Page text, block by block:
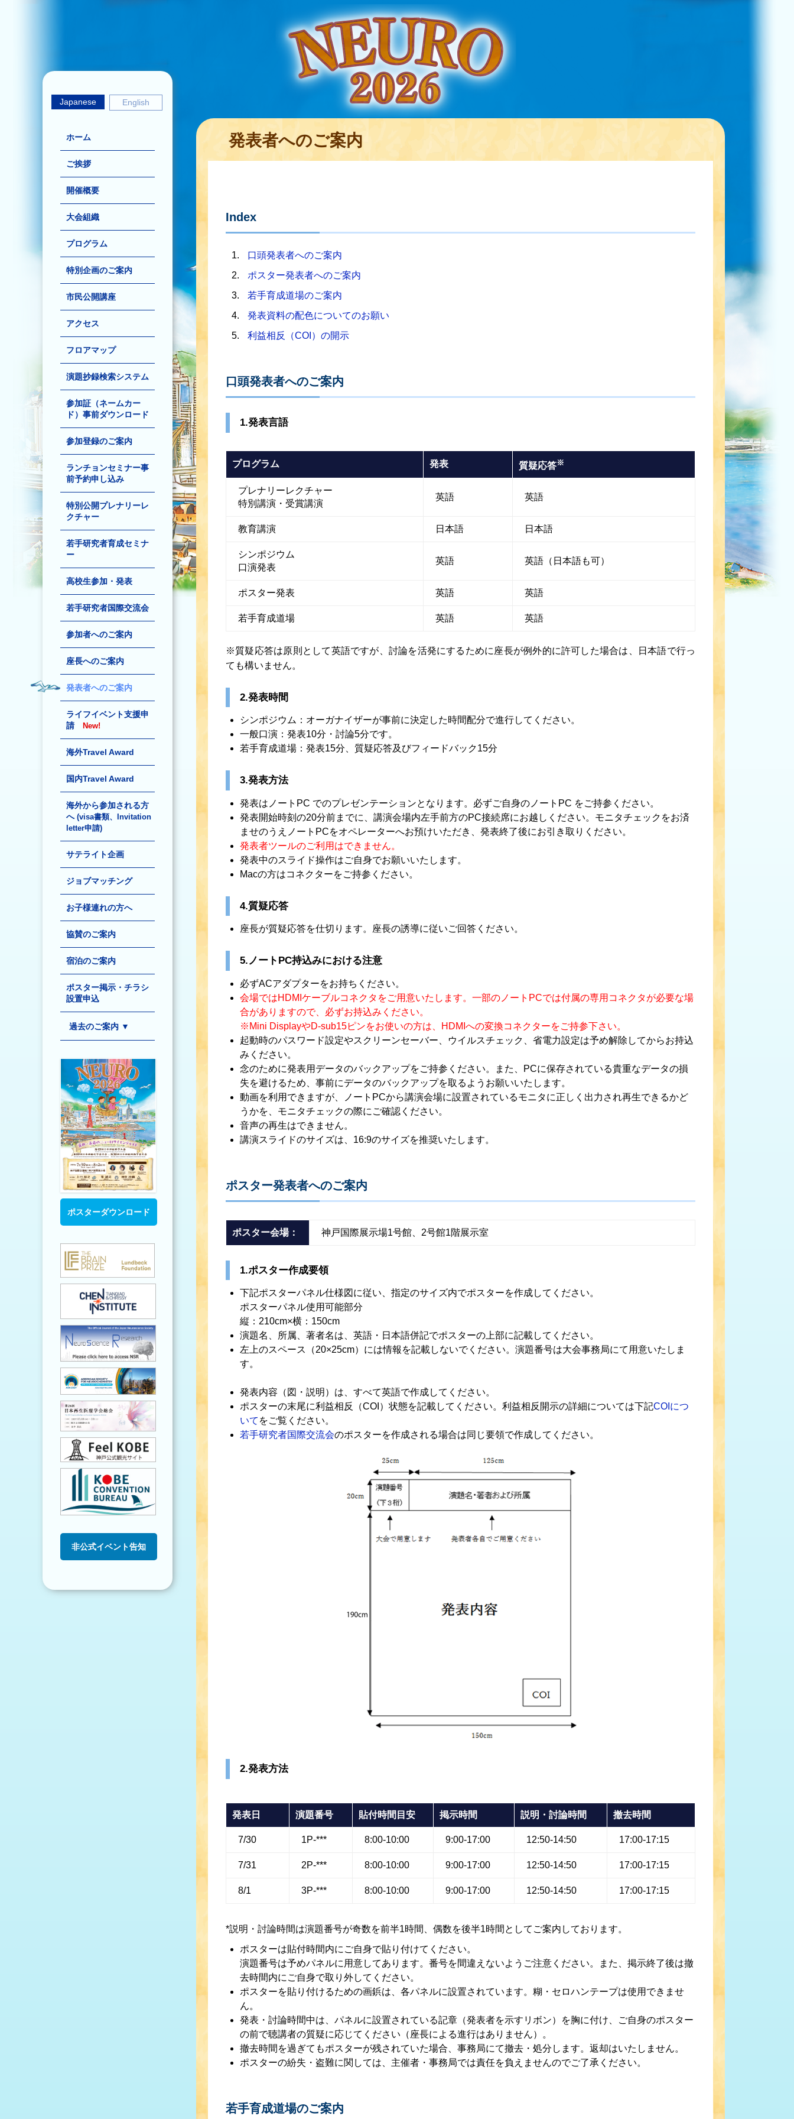
Japanese English
ホーム
ご挨拶
開催概要
大会組織
プログラム
特別企画のご案内
市民公開講座
アクセス
フロアマップ
演題抄録検索システム
参加証（ネームカー
ド）事前ダウンロード
参加登録のご案内
ランチョンセミナー事
前予約申し込み
特別公開プレナリーレ
クチャー
若手研究者育成セミナ
ー
高校生参加・発表
若手研究者国際交流会
参加者へのご案内
座長へのご案内
発表者へのご案内
ライフイベント支援申
請
New!
海外Travel Award
国内Travel Award
海外から参加される方
へ (visa書類、Invitation
letter申請)
サテライト企画
ジョブマッチング
お子様連れの方へ
協賛のご案内
宿泊のご案内
ポスター掲示・チラシ
設置申込
過去のご案内 ▼
ポスターダウンロード
非公式イベント告知
発表者へのご案内
Index
口頭発表者へのご案内
ポスター発表者へのご案内
若手育成道場のご案内
発表資料の配色についてのお願い
利益相反（COI）の開示
口頭発表者へのご案内
1.発表言語
プログラム 発表 質疑応答※
プレナリーレクチャー
特別講演・受賞講演
英語 英語
教育講演 日本語 日本語
シンポジウム
口演発表
英語 英語（日本語も可）
ポスター発表 英語 英語
若手育成道場 英語 英語
※質疑応答は原則として英語ですが、討論を活発にするために座長が例外的に許可した場合は、日本語で行っ
ても構いません。
2.発表時間
シンポジウム：オーガナイザーが事前に決定した時間配分で進行してください。
一般口演：発表10分・討論5分です。
若手育成道場：発表15分、質疑応答及びフィードバック15分
3.発表方法
発表はノートPC でのプレゼンテーションとなります。必ずご自身のノートPC をご持参ください。
発表開始時刻の20分前までに、講演会場内左手前方のPC接続席にお越しください。モニタチェックをお済
ませのうえノートPCをオペレーターへお預けいただき、発表終了後にお引き取りください。
発表者ツールのご利用はできません。
発表中のスライド操作はご自身でお願いいたします。
Macの方はコネクターをご持参ください。
4.質疑応答
座長が質疑応答を仕切ります。座長の誘導に従いご回答ください。
5.ノートPC持込みにおける注意
必ずACアダプターをお持ちください。
会場ではHDMIケーブルコネクタをご用意いたします。一部のノートPCでは付属の専用コネクタが必要な場
合がありますので、必ずお持込みください。
※Mini DisplayやD-sub15ピンをお使いの方は、HDMIへの変換コネクターをご持参下さい。
起動時のパスワード設定やスクリーンセーバー、ウイルスチェック、省電力設定は予め解除してからお持込
みください。
念のために発表用データのバックアップをご持参ください。また、PCに保存されている貴重なデータの損
失を避けるため、事前にデータのバックアップを取るようお願いいたします。
動画を利用できますが、ノートPCから講演会場に設置されているモニタに正しく出力され再生できるかど
うかを、モニタチェックの際にご確認ください。
音声の再生はできません。
講演スライドのサイズは、16:9のサイズを推奨いたします。
ポスター発表者へのご案内
ポスター会場： 神戸国際展示場1号館、2号館1階展示室
1.ポスター作成要領
下記ポスターパネル仕様図に従い、指定のサイズ内でポスターを作成してください。
ポスターパネル使用可能部分
縦：210cm×横：150cm
演題名、所属、著者名は、英語・日本語併記でポスターの上部に記載してください。
左上のスペース（20×25cm）には情報を記載しないでください。演題番号は大会事務局にて用意いたしま
す。
発表内容（図・説明）は、すべて英語で作成してください。
ポスターの末尾に利益相反（COI）状態を記載してください。利益相反開示の詳細については下記COIにつ
いて をご覧ください。
若手研究者国際交流会のポスターを作成される場合は同じ要領で作成してください。
2.発表方法
発表日 演題番号 貼付時間目安 掲示時間 説明・討論時間 撤去時間
7/30 1P-*** 8:00-10:00 9:00-17:00 12:50-14:50 17:00-17:15
7/31 2P-*** 8:00-10:00 9:00-17:00 12:50-14:50 17:00-17:15
8/1 3P-*** 8:00-10:00 9:00-17:00 12:50-14:50 17:00-17:15
*説明・討論時間は演題番号が奇数を前半1時間、偶数を後半1時間としてご案内しております。
ポスターは貼付時間内にご自身で貼り付けてください。
演題番号は予めパネルに用意してあります。番号を間違えないようご注意ください。また、掲示終了後は撤
去時間内にご自身で取り外してください。
ポスターを貼り付けるための画鋲は、各パネルに設置されています。糊・セロハンテープは使用できませ
ん。
発表・討論時間中は、パネルに設置されている記章（発表者を示すリボン）を胸に付け、ご自身のポスター
の前で聴講者の質疑に応じてください（座長による進行はありません）。
撤去時間を過ぎてもポスターが残されていた場合、事務局にて撤去・処分します。返却はいたしません。
ポスターの紛失・盗難に関しては、主催者・事務局では責任を負えませんのでご了承ください。
若手育成道場のご案内